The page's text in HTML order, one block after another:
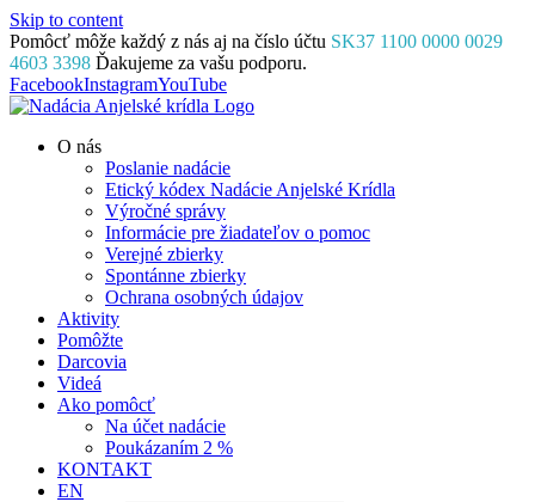
Skip to content
Pomôcť môže každý z nás aj na číslo účtu SK37 1100 0000 0029
4603 3398 Ďakujeme za vašu podporu.
FacebookInstagramYouTube
O nás
Poslanie nadácie
Etický kódex Nadácie Anjelské Krídla
Výročné správy
Informácie pre žiadateľov o pomoc
Verejné zbierky
Spontánne zbierky
Ochrana osobných údajov
Aktivity
Pomôžte
Darcovia
Videá
Ako pomôcť
Na účet nadácie
Poukázaním 2 %
KONTAKT
EN